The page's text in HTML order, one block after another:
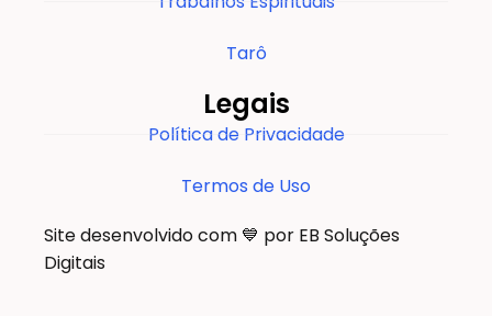
Tarô
Legais
Política de Privacidade
Termos de Uso
Site desenvolvido com 💙 por EB Soluções
Digitais